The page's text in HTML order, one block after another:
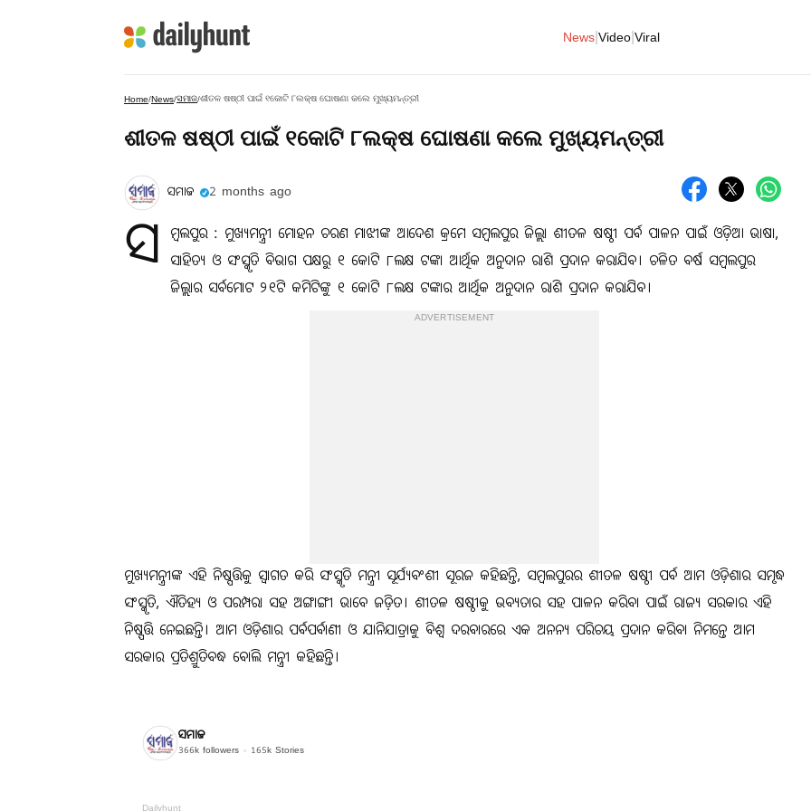
News Video Viral
Home/News/ସମାଜ/ଶୀତଳ ଷଷ୍ଠୀ ପାଇଁ ୧କୋଟି ୮ଲକ୍ଷ ଘୋଷଣା କଲେ ମୁଖ୍ୟମନ୍ତ୍ରୀ
ଶୀତଳ ଷଷ୍ଠୀ ପାଇଁ ୧କୋଟି ୮ଲକ୍ଷ ଘୋଷଣା କଲେ ମୁଖ୍ୟମନ୍ତ୍ରୀ
ସମାଜ 2 months ago
ସ
ମ୍ବଲପୁର : ମୁଖ୍ୟମନ୍ତ୍ରୀ ମୋହନ ଚରଣ ମାଝୀଙ୍କ ଆଦେଶ କ୍ରମେ ସମ୍ବଲପୁର ଜିଲ୍ଲା ଶୀତଳ ଷଷ୍ଠୀ ପର୍ବ ପାଳନ ପାଇଁ ଓଡ଼ିଆ ଭାଷା,
ସାହିତ୍ୟ ଓ ସଂସ୍କୃତି ବିଭାଗ ପକ୍ଷରୁ ୧ କୋଟି ୮ଲକ୍ଷ ଟଙ୍କା ଆର୍ଥିକ ଅନୁଦାନ ରାଶି ପ୍ରଦାନ କରାଯିବ। ଚଳିତ ବର୍ଷ ସମ୍ବଲପୁର
ଜିଲ୍ଲାର ସର୍ବମୋଟ ୨୧ଟି କମିଟିଙ୍କୁ ୧ କୋଟି ୮ଲକ୍ଷ ଟଙ୍କାର ଆର୍ଥିକ ଅନୁଦାନ ରାଶି ପ୍ରଦାନ କରାଯିବ।
ADVERTISEMENT
ମୁଖ୍ୟମନ୍ତ୍ରୀଙ୍କ ଏହି ନିଷ୍ପତ୍ତିକୁ ସ୍ୱାଗତ କରି ସଂସ୍କୃତି ମନ୍ତ୍ରୀ ସୂର୍ଯ୍ୟବଂଶୀ ସୂରଜ କହିଛନ୍ତି, ସମ୍ବଲପୁରର ଶୀତଳ ଷଷ୍ଠୀ ପର୍ବ ଆମ ଓଡ଼ିଶାର ସମୃଦ୍ଧ
ସଂସ୍କୃତି, ଐତିହ୍ୟ ଓ ପରମ୍ପରା ସହ ଅଙ୍ଗାଙ୍ଗୀ ଭାବେ ଜଡ଼ିତ। ଶୀତଳ ଷଷ୍ଠୀକୁ ଭବ୍ୟତାର ସହ ପାଳନ କରିବା ପାଇଁ ରାଜ୍ୟ ସରକାର ଏହି
ନିଷ୍ପତ୍ତି ନେଇଛନ୍ତି। ଆମ ଓଡ଼ିଶାର ପର୍ବପର୍ବାଣୀ ଓ ଯାନିଯାତ୍ରାକୁ ବିଶ୍ୱ ଦରବାରରେ ଏକ ଅନନ୍ୟ ପରିଚୟ ପ୍ରଦାନ କରିବା ନିମନ୍ତେ ଆମ
ସରକାର ପ୍ରତିଶ୍ରୁତିବଦ୍ଧ ବୋଲି ମନ୍ତ୍ରୀ କହିଛନ୍ତି।
ସମାଜ
366k followers 165k Stories